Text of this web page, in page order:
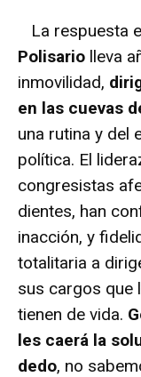
La respuesta
Polisario lleva
inmovilidad,
en las cuevas
una rutina y del
política. El
congresistas
dientes, han
inacción, y
totalitaria a
sus cargos que
tienen de vida.
les caerá la
dedo, no